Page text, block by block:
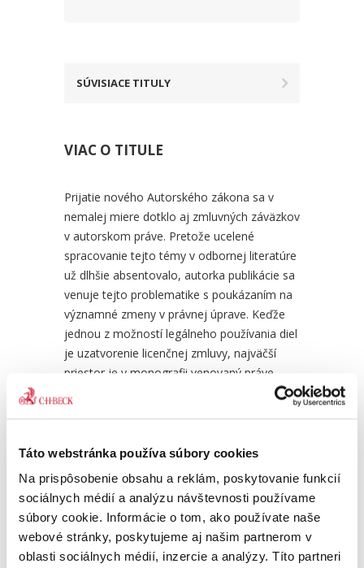
Táto webstránka používa súbory cookies
Na prispôsobenie obsahu a reklám, poskytovanie funkcií
sociálnych médií a analýzu návštevnosti používame
súbory cookie. Informácie o tom, ako používate naše
webové stránky, poskytujeme aj našim partnerom v
oblasti sociálnych médií, inzercie a analýzy. Títo partneri
SÚVISIACE TITULY
Uznesenie v systéme
súdnych...
19,00 € s DPH
18,10 € bez DPH
VIAC O TITULE
Prijatie nového Autorského zákona sa v
nemalej miere dotklo aj zmluvných záväzkov
v autorskom práve. Pretože ucelené
spracovanie tejto témy v odbornej literatúre
už dlhšie absentovalo, autorka publikácie sa
venuje tejto problematike s poukázaním na
významné zmeny v právnej úprave. Keďže
jednou z možností legálneho používania diel
je uzatvorenie licenčnej zmluvy, najväčší
priestor je v monografii venovaný práve
tomuto osobitnému zmluvnému typu. Pre
autorských diel, ani výklad týkajúci sa
subjektov a predmetu autorského práva,
keďže sú prítomné v každej autorskoprávnej
zmluve.
Publikácia je určená nielen odborníkom z
právnej praxe (najmä sudcom, advokátom,